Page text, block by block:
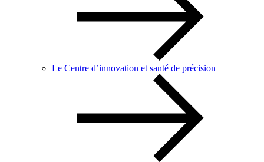
Le Centre d’innovation et santé de précision